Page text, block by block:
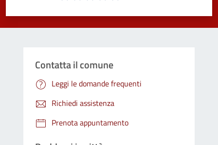
Contatta il comune
Leggi le domande frequenti
Richiedi assistenza
Prenota appuntamento